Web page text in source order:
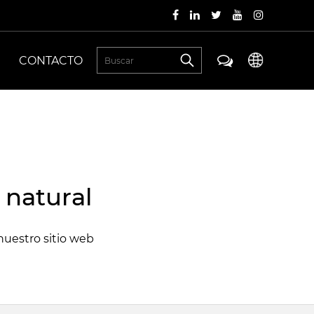
CONTACTO
sitio web